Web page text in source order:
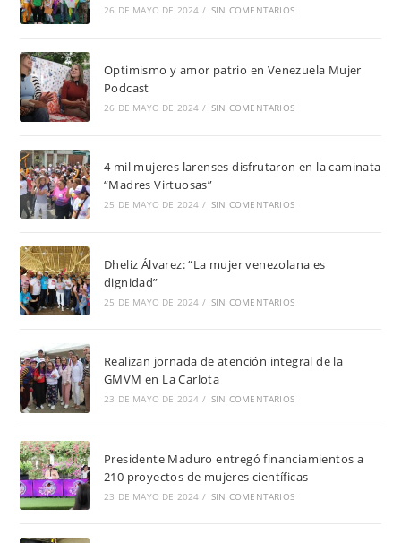
26 DE MAYO DE 2024 / SIN COMENTARIOS
Optimismo y amor patrio en Venezuela Mujer
Podcast
26 DE MAYO DE 2024 / SIN COMENTARIOS
4 mil mujeres larenses disfrutaron en la caminata
“Madres Virtuosas”
25 DE MAYO DE 2024 / SIN COMENTARIOS
Dheliz Álvarez: “La mujer venezolana es
dignidad”
25 DE MAYO DE 2024 / SIN COMENTARIOS
Realizan jornada de atención integral de la
GMVM en La Carlota
23 DE MAYO DE 2024 / SIN COMENTARIOS
Presidente Maduro entregó financiamientos a
210 proyectos de mujeres científicas
23 DE MAYO DE 2024 / SIN COMENTARIOS